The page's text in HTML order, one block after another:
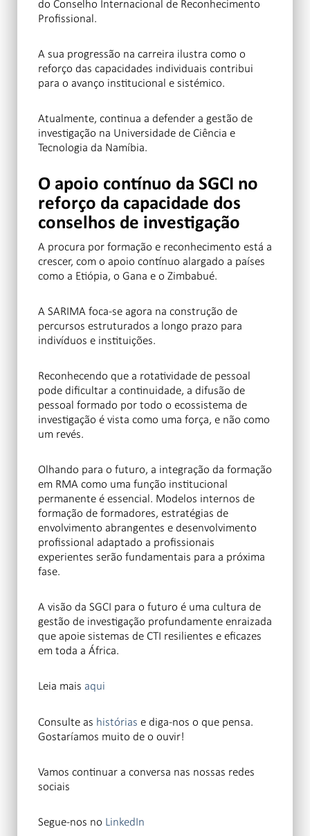
do Conselho Internacional de Reconhecimento
Profissional.
A sua progressão na carreira ilustra como o
reforço das capacidades individuais contribui
para o avanço institucional e sistémico.
Atualmente, continua a defender a gestão de
investigação na Universidade de Ciência e
Tecnologia da Namíbia.
O apoio contínuo da SGCI no
reforço da capacidade dos
conselhos de investigação
A procura por formação e reconhecimento está a
crescer, com o apoio contínuo alargado a países
como a Etiópia, o Gana e o Zimbabué.
A SARIMA foca-se agora na construção de
percursos estruturados a longo prazo para
indivíduos e instituições.
Reconhecendo que a rotatividade de pessoal
pode dificultar a continuidade, a difusão de
pessoal formado por todo o ecossistema de
investigação é vista como uma força, e não como
um revés.
Olhando para o futuro, a integração da formação
em RMA como uma função institucional
permanente é essencial. Modelos internos de
formação de formadores, estratégias de
envolvimento abrangentes e desenvolvimento
profissional adaptado a profissionais
experientes serão fundamentais para a próxima
fase.
A visão da SGCI para o futuro é uma cultura de
gestão de investigação profundamente enraizada
que apoie sistemas de CTI resilientes e eficazes
em toda a África.
Leia mais aqui
Consulte as histórias e diga-nos o que pensa.
Gostaríamos muito de o ouvir!
Vamos continuar a conversa nas nossas redes
sociais
Segue-nos no LinkedIn